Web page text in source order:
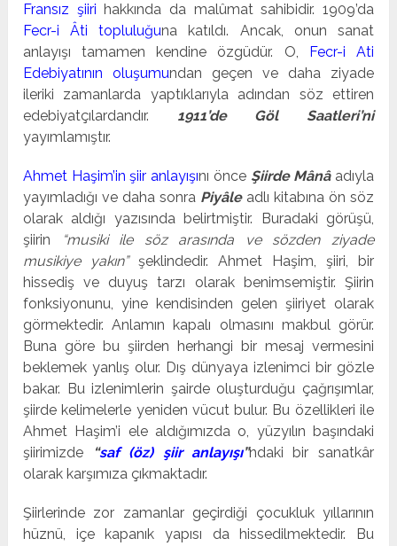
Fransız şiiri hakkında da malûmat sahibidir. 1909’da
Fecr-i Âti topluluğuna katıldı. Ancak, onun sanat
anlayışı tamamen kendine özgüdür. O,
Fecr-i Ati
Edebiyatının oluşumundan geçen ve daha ziyade
ileriki zamanlarda yaptıklarıyla adından söz ettiren
edebiyatçılardandır. 1911’de Göl Saatleri’ni
yayımlamıştır.
Ahmet Haşim’in şiir anlayışını önce Şiirde Mânâ adıyla
yayımladığı ve daha sonra Piyâle adlı kitabına ön söz
olarak aldığı yazısında belirtmiştir. Buradaki görüşü,
şiirin
“musiki ile söz arasında ve sözden ziyade
musikiye yakın”şeklindedir. Ahmet Haşim, şiiri, bir
hissediş ve duyuş tarzı olarak benimsemiştir. Şiirin
fonksiyonunu, yine kendisinden gelen şiiriyet olarak
görmektedir. Anlamın kapalı olmasını makbul görür.
Buna göre bu şiirden herhangi bir mesaj vermesini
beklemek yanlış olur. Dış dünyaya izlenimci bir gözle
bakar. Bu izlenimlerin şairde oluşturduğu çağrışımlar,
şiirde kelimelerle yeniden vücut bulur. Bu özellikleri ile
Ahmet Haşim’i ele aldığımızda o, yüzyılın başındaki
şiirimizde
“saf (öz) şiir anlayışı”ndaki bir sanatkâr
olarak karşımıza çıkmaktadır.
Şiirlerinde zor zamanlar geçirdiği çocukluk yıllarının
hüznü, içe kapanık yapısı da hissedilmektedir. Bu